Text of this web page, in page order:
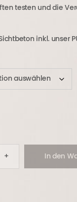
€
testen und die
inkl. unser
+ In den